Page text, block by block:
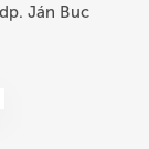
Ján Buc